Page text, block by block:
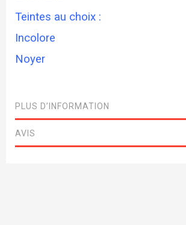
Teintes au choix :
Incolore
Noyer
PLUS D’INFORMATION
AVIS